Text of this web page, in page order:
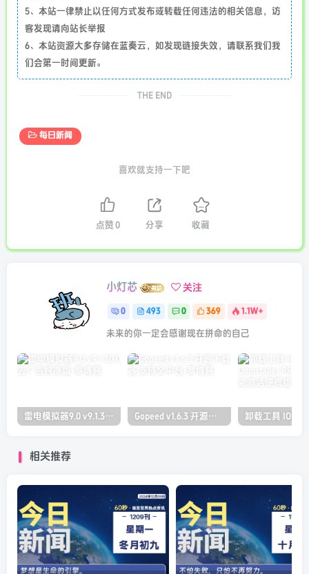
5、本站一律禁止以任何方式发布或转载任何违法的相关信息，访
客发现请向站长举报
6、本站资源大多存储在蓝奏云，如发现链接失效，请联系我们我
们会第一时间更新。
THE END
每日新闻
喜欢就支持一下吧
点赞 0 分享 收藏
小灯芯 关注
0 493 0 369 1.1W+
未来的你一定会感谢现在拼命的自己
雷电模拟器9.0 v9.1.30.0 去广告纯净版 Gopeed v1.6.3 开源下载器 支持全平台
相关推荐